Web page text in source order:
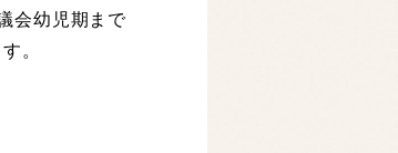
会幼児期まで
。